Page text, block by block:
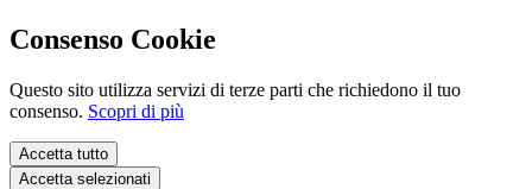
Consenso Cookie
Questo sito utilizza servizi di terze parti che richiedono il tuo
consenso. Scopri di più
Accetta tutto
Accetta selezionati